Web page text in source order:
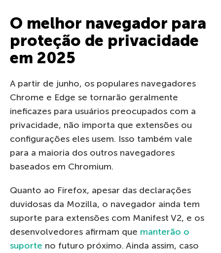
O melhor navegador para
proteção de privacidade
em 2025
A partir de junho, os populares navegadores
Chrome e Edge se tornarão geralmente
ineficazes para usuários preocupados com a
privacidade, não importa que extensões ou
configurações eles usem. Isso também vale
para a maioria dos outros navegadores
baseados em Chromium.
Quanto ao Firefox, apesar das declarações
duvidosas da Mozilla, o navegador ainda tem
suporte para extensões com Manifest V2, e os
desenvolvedores afirmam que manterão o
suporte no futuro próximo. Ainda assim, caso